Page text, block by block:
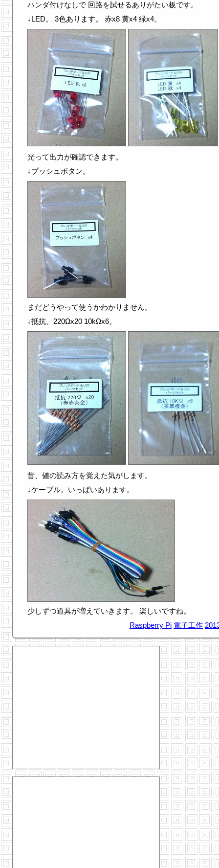
ハンダ付けなしで 回路を試せるありがたい板です。
↓LED。 3色あります。 赤x8 黄x4 緑x4。
光って出力が確認できます。
↓プッシュボタン。
まだどうやって使うかわかりません。
↓抵抗。220Ωx20 10kΩx6。
昔、値の読み方を覚えた気がします。
↓ケーブル。いっぱいあります。
少しずつ道具が増えていきます。 楽しいですね。
Raspberry Pi 電子工作